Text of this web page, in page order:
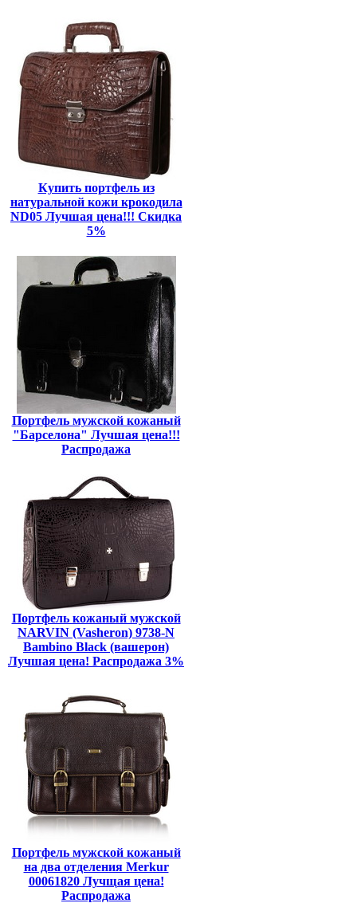
Купить портфель из
натуральной кожи крокодила
ND05 Лучшая цена!!! Скидка
5%
Портфель мужской кожаный
"Барселона" Лучшая цена!!!
Распродажа
Портфель кожаный мужской
NARVIN (Vasheron) 9738-N
Bambino Black (вашерон)
Лучшая цена! Распродажа 3%
Портфель мужской кожаный
на два отделения Merkur
00061820 Лучщая цена!
Распродажа